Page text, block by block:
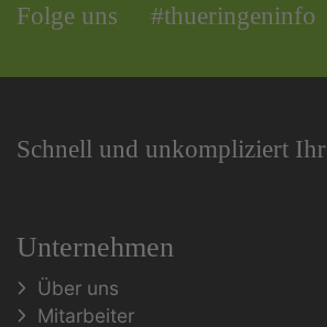
Folge uns #thueringeninfo
Schnell und unkompliziert
Unternehmen
Über uns
Mitarbeiter